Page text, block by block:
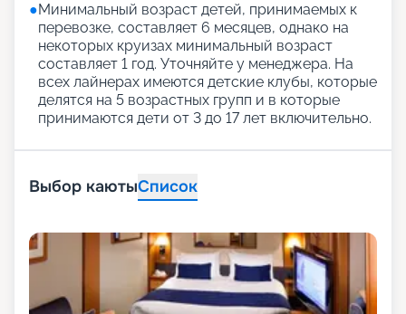
●Минимальный возраст детей, принимаемых к
перевозке, составляет 6 месяцев, однако на
некоторых круизах минимальный возраст
составляет 1 год. Уточняйте у менеджера. На
всех лайнерах имеются детские клубы, которые
делятся на 5 возрастных групп и в которые
принимаются дети от 3 до 17 лет включительно.
Выбор каютыСписок